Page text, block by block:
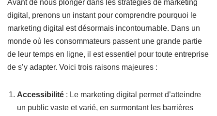
Avant de nous plonger dans les stratégies de marketing
digital, prenons un instant pour comprendre pourquoi le
marketing digital est désormais incontournable. Dans un
monde où les consommateurs passent une grande partie
de leur temps en ligne, il est essentiel pour toute entreprise
de s’y adapter. Voici trois raisons majeures :
Accessibilité : Le marketing digital permet d’atteindre
un public vaste et varié, en surmontant les barrières